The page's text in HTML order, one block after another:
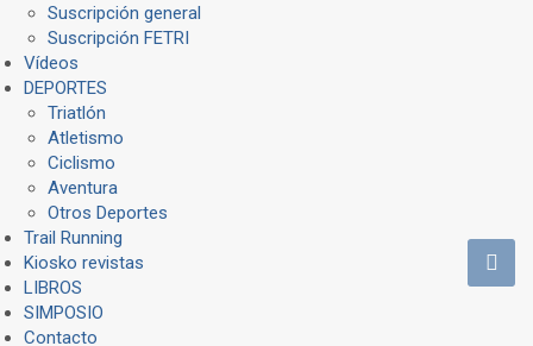
Suscripción general
Suscripción FETRI
Vídeos
DEPORTES
Triatlón
Atletismo
Ciclismo
Aventura
Otros Deportes
Trail Running
Kiosko revistas
LIBROS
SIMPOSIO
Contacto